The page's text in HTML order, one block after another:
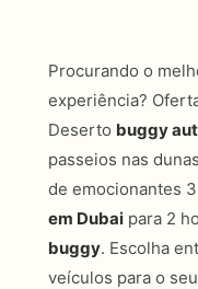
Procurando o
experiência?
Deserto buggy
passeios nas
de emocionantes
em Dubai para 2
buggy. Escolha
veículos para o seu